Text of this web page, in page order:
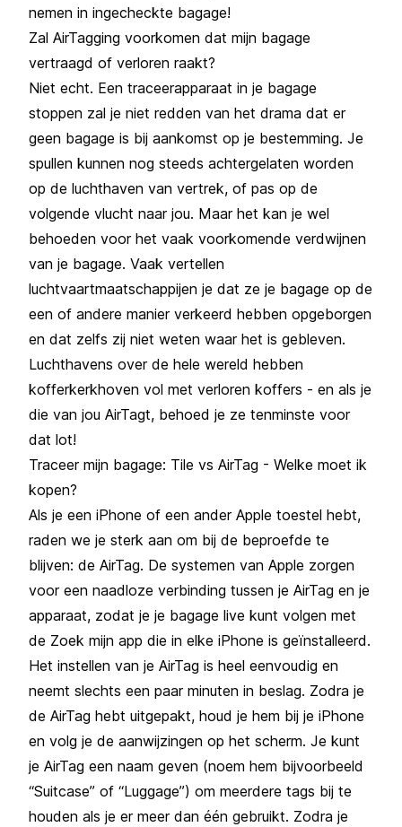
nemen in ingecheckte bagage!
Zal AirTagging voorkomen dat mijn bagage
vertraagd of verloren raakt?
Niet echt. Een traceerapparaat in je bagage
stoppen zal je niet redden van het drama dat er
geen bagage is bij aankomst op je bestemming. Je
spullen kunnen nog steeds achtergelaten worden
op de luchthaven van vertrek, of pas op de
volgende vlucht naar jou. Maar het kan je wel
behoeden voor het vaak voorkomende verdwijnen
van je bagage. Vaak vertellen
luchtvaartmaatschappijen je dat ze je bagage op de
een of andere manier verkeerd hebben opgeborgen
en dat zelfs zij niet weten waar het is gebleven.
Luchthavens over de hele wereld hebben
kofferkerkhoven vol met verloren koffers - en als je
die van jou AirTagt, behoed je ze tenminste voor
dat lot!
Traceer mijn bagage: Tile vs AirTag - Welke moet ik
kopen?
Als je een iPhone of een ander Apple toestel hebt,
raden we je sterk aan om bij de beproefde te
blijven: de AirTag. De systemen van Apple zorgen
voor een naadloze verbinding tussen je AirTag en je
apparaat, zodat je je bagage live kunt volgen met
de Zoek mijn app die in elke iPhone is geïnstalleerd.
Het instellen van je AirTag is heel eenvoudig en
neemt slechts een paar minuten in beslag. Zodra je
de AirTag hebt uitgepakt, houd je hem bij je iPhone
en volg je de aanwijzingen op het scherm. Je kunt
je AirTag een naam geven (noem hem bijvoorbeeld
“Suitcase” of “Luggage”) om meerdere tags bij te
houden als je er meer dan één gebruikt. Zodra je